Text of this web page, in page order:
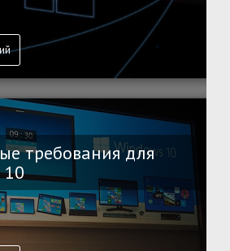
требования для
10